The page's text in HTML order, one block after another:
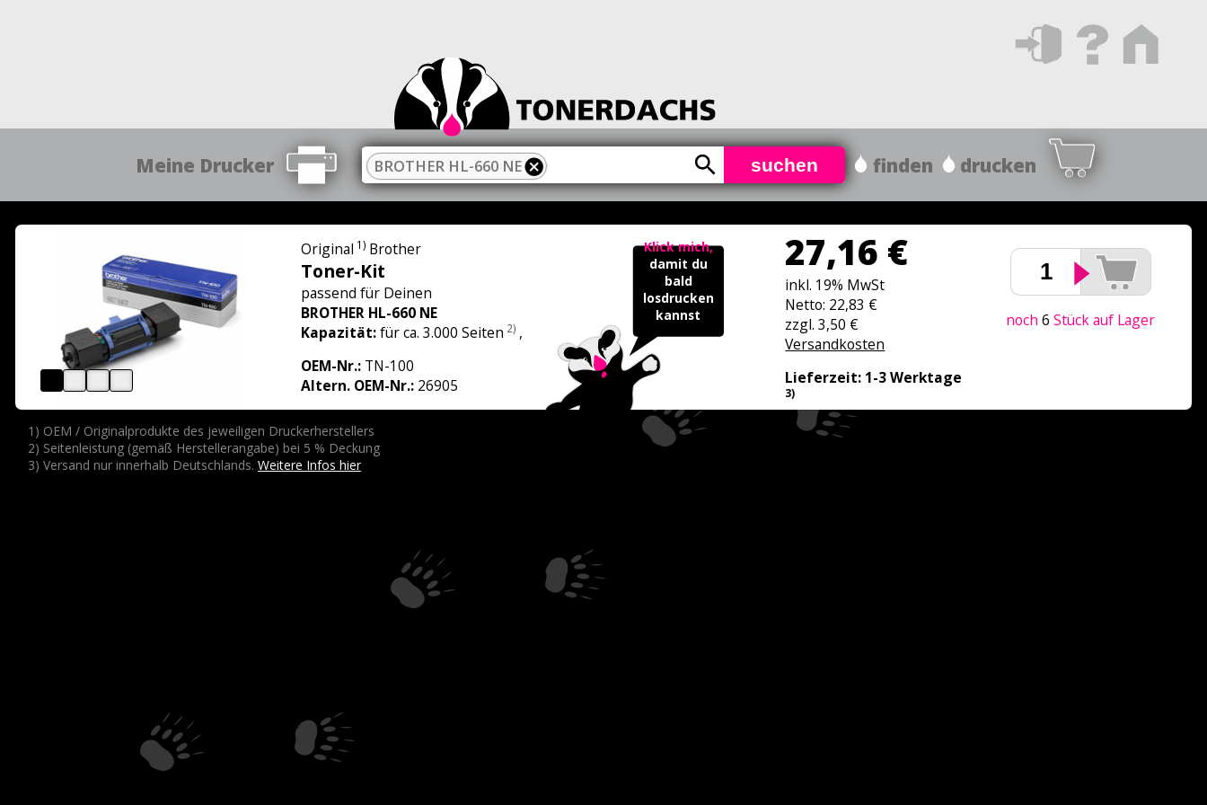
Meine Drucker BROTHER HL-660 NE suchen finden drucken
Original 1) Brother
Toner-Kit
passend für Deinen
BROTHER HL-660 NE
Kapazität:für ca. 3.000 Seiten 2) ,
OEM-Nr.:TN-100
Altern. OEM-Nr.: 26905
Klick mich,
damit du
bald
losdrucken
kannst
27,16 €
inkl. 19% MwSt
Netto: 22,83 €
zzgl. 3,50 €
Versandkosten
Lieferzeit: 1-3 Werktage
3)
noch6Stück auf Lager
1) OEM / Originalprodukte des jeweiligen Druckerherstellers
2) Seitenleistung (gemäß Herstellerangabe) bei 5 % Deckung
3) Versand nur innerhalb Deutschlands.Weitere Infos hier